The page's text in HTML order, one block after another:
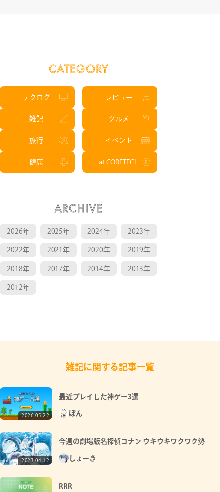
CATEGORY
テクログ レビュー
雑記 グルメ
旅行 イベント
健康 at CORETECH
ARCHIVE
2026年 2025年 2024年 2023年
2022年 2021年 2020年 2019年
2018年 2017年 2014年 2013年
2012年
雑記に関する記事一覧
2026.05.22
最近プレイした神ゲー3選
ぽん
2023.04.12
今週の劇場版名探偵コナン ウキウキワクワク勢
しょーき
RRR